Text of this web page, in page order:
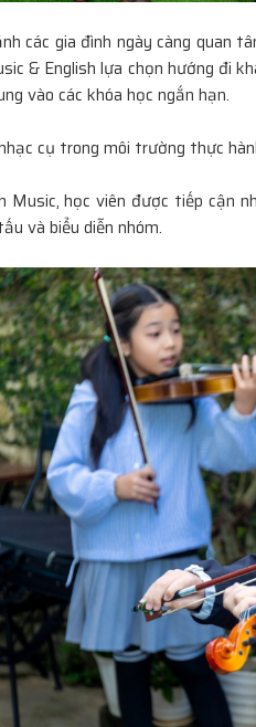
Một Đời Sống Văn Hóa
Trong Thời Trang Trẻ Em Tại
Fashion Show
cho người bệnh?
Vedette Kim Hân ghi dấu ấn rực rỡ
Fest 2
Thương mại Việt Nam - Hoa Kỳ
thoại thương mại trong kỷ nguyên
UEB Voice Up 2025: Sân chơi MC
tại UEB khép lại với mùa giải bùng
Chung kết MIC VÀNG SINH VIÊN
có 2 giám khảo Thuận Nguyễn và
ghế nóng
các gia đình ngày càng quan
& English lựa chọn hướng đi
vào các khóa học ngắn hạn.
cụ trong môi trường thực
Music, học viên được tiếp cận
và biểu diễn nhóm.